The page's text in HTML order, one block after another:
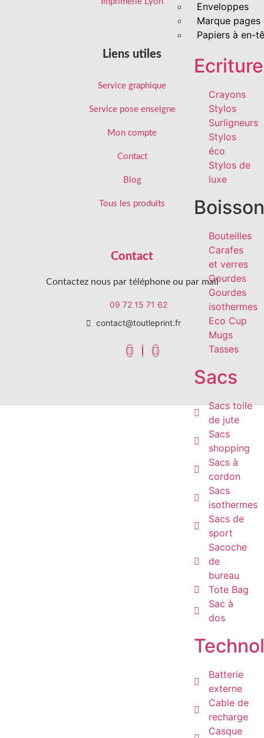
Enveloppes
Marque pages
Papiers à en-
Ecriture
Crayons
Stylos
Surligneurs
Stylos
éco
Stylos de
luxe
Bouteilles
Carafes
et verres
Gourdes
Gourdes
isothermes
Eco Cup
Mugs
Tasses
Sacs
Sacs toile
de jute
Sacs
shopping
Sacs à
cordon
Sacs
isothermes
Sacs de
sport
Sacoche
de
bureau
Tote Bag
Sac à
dos
Batterie
externe
Cable de
recharge
Casque
Liens utiles
Service graphique
Service pose enseigne
Mon compte
Contact
Blog
Tous les produits
Contact
Contactez nous par téléphone ou par mail
09 72 15 71 62
contact@toutleprint.fr